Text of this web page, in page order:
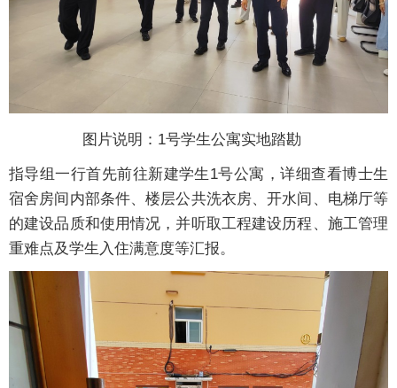
图片说明：1号学生公寓实地踏勘
指导组一行首先前往新建学生1号公寓，详细查看博士生
宿舍房间内部条件、楼层公共洗衣房、开水间、电梯厅等
的建设品质和使用情况，并听取工程建设历程、施工管理
重难点及学生入住满意度等汇报。